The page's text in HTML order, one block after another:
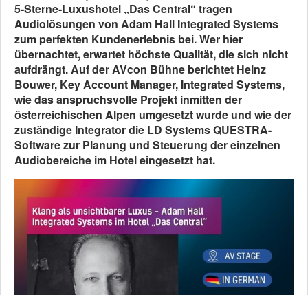
5-Sterne-Luxushotel „Das Central“ tragen
Audiolösungen von Adam Hall Integrated Systems
zum perfekten Kundenerlebnis bei. Wer hier
übernachtet, erwartet höchste Qualität, die sich nicht
aufdrängt. Auf der AVcon Bühne berichtet Heinz
Bouwer, Key Account Manager, Integrated Systems,
wie das anspruchsvolle Projekt inmitten der
österreichischen Alpen umgesetzt wurde und wie der
zuständige Integrator die LD Systems QUESTRA-
Software zur Planung und Steuerung der einzelnen
Audiobereiche im Hotel eingesetzt hat.